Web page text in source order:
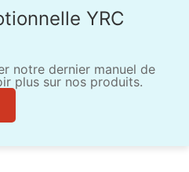
YRC
notre dernier manuel de
plus sur nos produits.